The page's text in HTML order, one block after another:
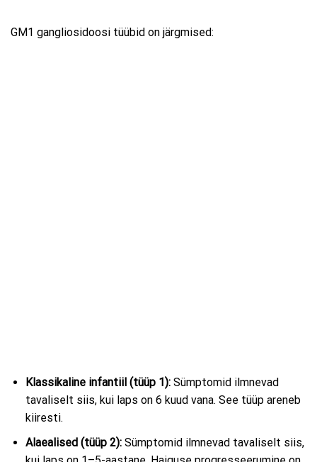
GM1 gangliosidoosi tüübid on järgmised:
Klassikaline infantiil (tüüp 1):Sümptomid ilmnevad
tavaliselt siis, kui laps on 6 kuud vana. See tüüp areneb
kiiresti.
Alaealised (tüüp 2):Sümptomid ilmnevad tavaliselt siis,